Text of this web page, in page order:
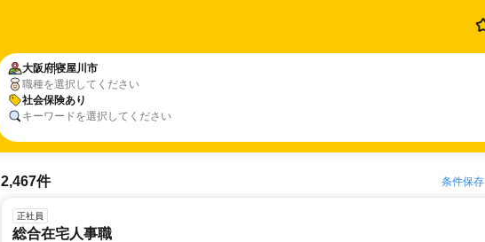
大阪府寝屋川市
職種を選択してください
社会保険あり
キーワードを選択してください
2,467件 条件保存
正社員
総合在宅人事職